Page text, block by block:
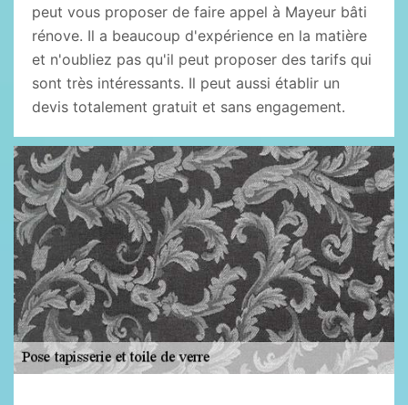
peut vous proposer de faire appel à Mayeur bâti
rénove. Il a beaucoup d'expérience en la matière
et n'oubliez pas qu'il peut proposer des tarifs qui
sont très intéressants. Il peut aussi établir un
devis totalement gratuit et sans engagement.